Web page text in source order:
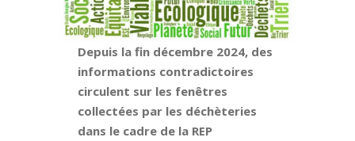
Depuis la fin décembre 2024, des
informations contradictoires
circulent sur les fenêtres
collectées par les déchèteries
dans le cadre de la REP